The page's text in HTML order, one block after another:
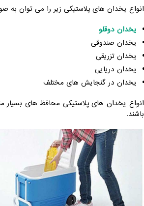
انواع یخدان های پلاستیکی زیر را می توان به
یخدان دوقلو
یخدان صندوقی
یخدان تزریقی
یخدان دریایی
یخدان در گنجایش های مختلف
انواع یخدان های پلاستیکی محافظ های بسیار
باشند.